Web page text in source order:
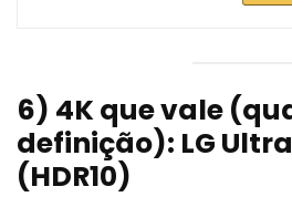
6) 4K que vale
definição): LG
(HDR10)